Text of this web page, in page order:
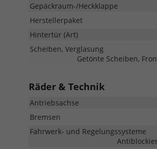
Gepäckraum-/Heckklappe
Herstellerpaket
Hintertür (Art)
Scheiben, Verglasung
Getönte Scheiben,
Räder & Technik
Antriebsachse
Bremsen
Fahrwerk- und Regelungssysteme